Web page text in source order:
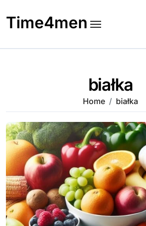
to
content
Time4men
białka
Home białka